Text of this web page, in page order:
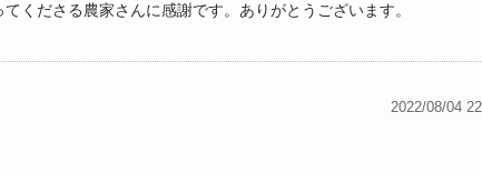
くださる農家さんに感謝です。ありがとうございます。
2022/08/04